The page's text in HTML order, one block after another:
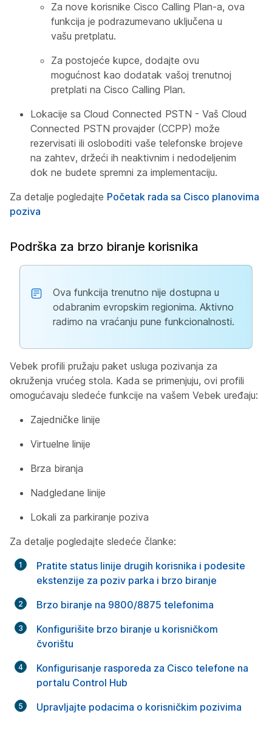
Za nove korisnike Cisco Calling Plan-a, ova
funkcija je podrazumevano uključena u
vašu pretplatu.
Za postojeće kupce, dodajte ovu
mogućnost kao dodatak vašoj trenutnoj
pretplati na Cisco Calling Plan.
Lokacije sa Cloud Connected PSTN - Vaš Cloud
Connected PSTN provajder (CCPP) može
rezervisati ili osloboditi vaše telefonske brojeve
na zahtev, držeći ih neaktivnim i nedodeljenim
dok ne budete spremni za implementaciju.
Za detalje pogledajte Početak rada sa Cisco planovima
poziva
Podrška za brzo biranje korisnika
Ova funkcija trenutno nije dostupna u
odabranim evropskim regionima. Aktivno
radimo na vraćanju pune funkcionalnosti.
Vebek profili pružaju paket usluga pozivanja za
okruženja vrućeg stola. Kada se primenjuju, ovi profili
omogućavaju sledeće funkcije na vašem Vebek uređaju:
Zajedničke linije
Virtuelne linije
Brza biranja
Nadgledane linije
Lokali za parkiranje poziva
Za detalje pogledajte sledeće članke:
Pratite status linije drugih korisnika i podesite
ekstenzije za poziv parka i brzo biranje
Brzo biranje na 9800/8875 telefonima
Konfigurišite brzo biranje u korisničkom
čvorištu
Konfigurisanje rasporeda za Cisco telefone na
portalu Control Hub
Upravljajte podacima o korisničkim pozivima